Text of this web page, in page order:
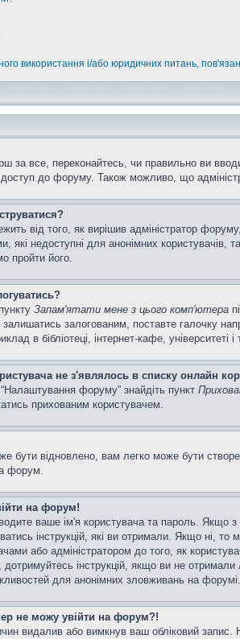
використання і/або юридичних питань,
за все, переконайтесь, чи правильно ви
до форуму. Також можливо, що
від того, як вирішив адміністратор
які недоступні для анонімних
пройти його.
Запам'ятати мене з цього комп'ютера
залогованим, поставте галочку
в бібліотеці, інтернет-кафе,
не з'являлось в списку онлайн
форуму” знайдіть пункт
прихованим користувачем.
бути відновлено, вам легко може бути
форум.
на форум!
ваше ім'я користувача та пароль.
інструкцій, які ви отримали. Якщо ні,
або адміністратором до того, як
інструкцій, якщо ви не
для анонімних зловживань на
не можу увійти на форум?!
видалив або вимкнув ваш обліковий